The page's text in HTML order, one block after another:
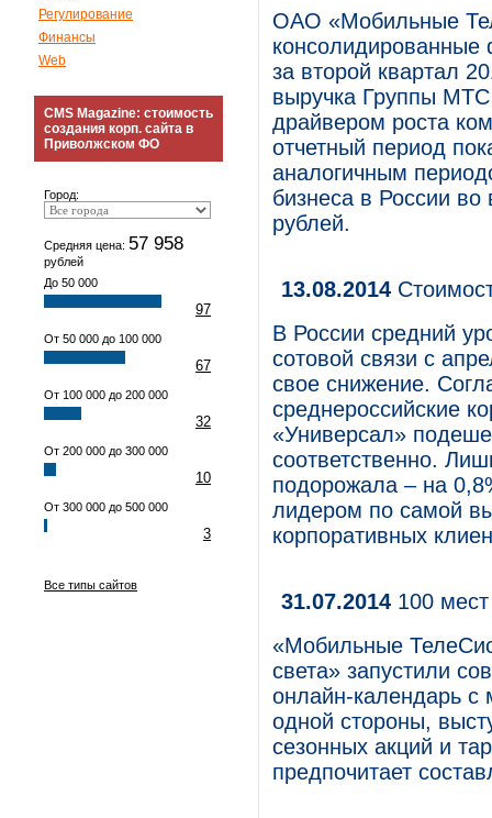
Регулирование
Финансы
Web
CMS Magazine: стоимость
создания корп. сайта в
Приволжском ФО
Город:
Средняя цена: 57 958
рублей
До 50 000
97
От 50 000 до 100 000
67
От 100 000 до 200 000
32
От 200 000 до 300 000
10
От 300 000 до 500 000
3
Все типы сайтов
ОАО «Мобильные
консолидированные
за второй квартал
выручка Группы
драйвером роста
отчетный период
аналогичным
бизнеса в России
рублей.
13.08.2014
В России средний
сотовой связи с
свое снижение.
cреднероссийские
«Универсал»
соответственно.
подорожала – на
лидером по самой
корпоративных
31.07.2014 100
«Мобильные
света» запустили
онлайн-календарь с
одной стороны,
сезонных акций и
предпочитает